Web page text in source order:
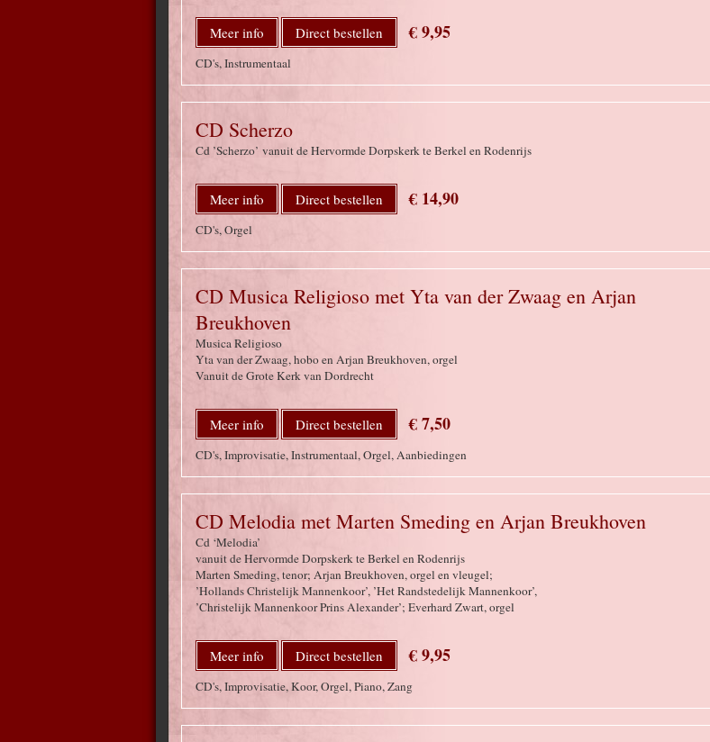
Meer info Direct bestellen € 9,95
CD's, Instrumentaal
CD Scherzo
Cd ’Scherzo’ vanuit de Hervormde Dorpskerk te Berkel en Rodenrijs
Meer info Direct bestellen € 14,90
CD's, Orgel
CD Musica Religioso met Yta van der Zwaag en Arjan
Breukhoven
Musica Religioso
Yta van der Zwaag, hobo en Arjan Breukhoven, orgel
Vanuit de Grote Kerk van Dordrecht
Meer info Direct bestellen € 7,50
CD's, Improvisatie, Instrumentaal, Orgel, Aanbiedingen
CD Melodia met Marten Smeding en Arjan Breukhoven
Cd ‘Melodia’
vanuit de Hervormde Dorpskerk te Berkel en Rodenrijs
Marten Smeding, tenor; Arjan Breukhoven, orgel en vleugel;
’Hollands Christelijk Mannenkoor’, ’Het Randstedelijk Mannenkoor’,
’Christelijk Mannenkoor Prins Alexander’; Everhard Zwart, orgel
Meer info Direct bestellen € 9,95
CD's, Improvisatie, Koor, Orgel, Piano, Zang